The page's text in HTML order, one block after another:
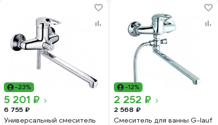
-23%
5 201 ₽
6 755 ₽
Универсальный смеситель
-12%
2 252 ₽
2 568 ₽
Смеситель для ванны G-lauf